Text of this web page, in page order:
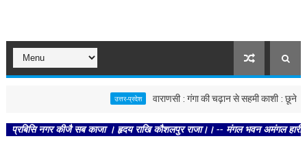
उत्तर-प्रदेश वाराणसी : गंगा की चढ़ान से सहमी काशी : छूने को
नगर कीजै सब काजा । हृदय राखि कौशलपुर राजा।। -- मंगल भवन अमंगल हारी। द्रवहु